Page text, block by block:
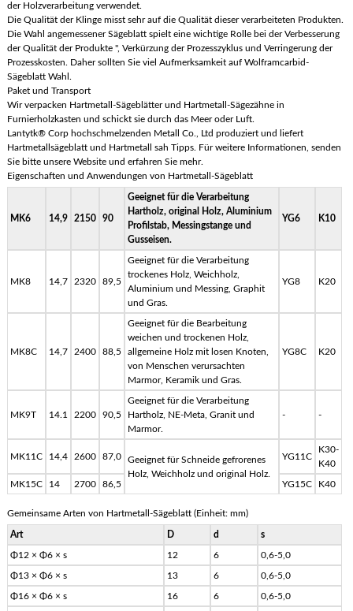
der Holzverarbeitung verwendet.
Die Qualität der Klinge misst sehr auf die Qualität dieser verarbeiteten Produkten.
Die Wahl angemessener Sägeblatt spielt eine wichtige Rolle bei der Verbesserung
der Qualität der Produkte ", Verkürzung der Prozesszyklus und Verringerung der
Prozesskosten. Daher sollten Sie viel Aufmerksamkeit auf Wolframcarbid-
Sägeblatt Wahl.
Paket und Transport
Wir verpacken Hartmetall-Sägeblätter und Hartmetall-Sägezähne in
Furnierholzkasten und schickt sie durch das Meer oder Luft.
Lantytk® Corp hochschmelzenden Metall Co., Ltd produziert und liefert
Hartmetallsägeblatt und Hartmetall sah Tipps. Für weitere Informationen, senden
Sie bitte unsere Website und erfahren Sie mehr.
Eigenschaften und Anwendungen von Hartmetall-Sägeblatt
MK6 14,9 2150 90
Geeignet für die Verarbeitung
Hartholz, original Holz, Aluminium
Profilstab, Messingstange und
Gusseisen.
YG6 K10
MK8 14,7 2320 89,5
Geeignet für die Verarbeitung
trockenes Holz, Weichholz,
Aluminium und Messing, Graphit
und Gras.
YG8 K20
MK8C 14,7 2400 88,5
Geeignet für die Bearbeitung
weichen und trockenen Holz,
allgemeine Holz mit losen Knoten,
von Menschen verursachten
Marmor, Keramik und Gras.
YG8C K20
MK9T 14.1 2200 90,5
Geeignet für die Verarbeitung
Hartholz, NE-Meta, Granit und
Marmor.
- -
MK11C 14,4 2600 87,0
Geeignet für Schneide gefrorenes
Holz, Weichholz und original Holz.
YG11C
K30-
K40
MK15C 14 2700 86,5 YG15C K40
Gemeinsame Arten von Hartmetall-Sägeblatt (Einheit: mm)
Art D d s
Φ12 × Φ6 × s 12 6 0,6-5,0
Φ13 × Φ6 × s 13 6 0,6-5,0
Φ16 × Φ6 × s 16 6 0,6-5,0